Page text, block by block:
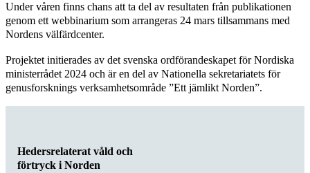
Under våren finns chans att ta del av resultaten från publikationen
genom ett webbinarium som arrangeras 24 mars tillsammans med
Nordens välfärdcenter.
Projektet initierades av det svenska ordförandeskapet för Nordiska
ministerrådet 2024 och är en del av Nationella sekretariatets för
genusforsknings verksamhetsområde ”Ett jämlikt Norden”.
Hedersrelaterat våld och
förtryck i Norden